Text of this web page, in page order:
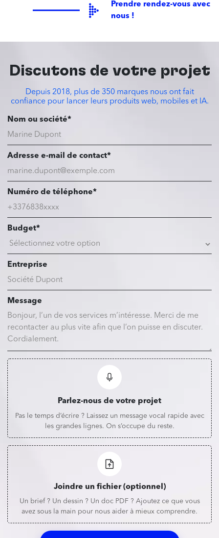
Prendre rendez-vous avec
nous !
Discutons de votre projet
Depuis 2018, plus de 350 marques nous ont fait
confiance pour lancer leurs produits web, mobiles et IA.
Nom ou société*
Adresse e-mail de contact*
Numéro de téléphone*
Budget*
Entreprise
Message
Parlez-nous de votre projet
Pas le temps d’écrire ? Laissez un message vocal rapide avec
les grandes lignes. On s’occupe du reste.
Joindre un fichier (optionnel)
Un brief ? Un dessin ? Un doc PDF ? Ajoutez ce que vous
avez sous la main pour nous aider à mieux comprendre.